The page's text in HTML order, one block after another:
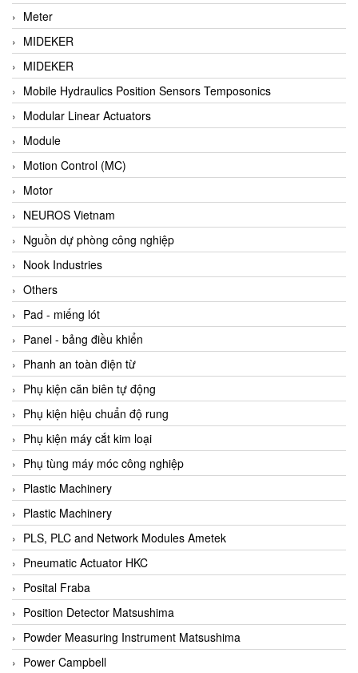
Basco
Baumer
Baumuller Vietnam
Baykee
BBC Bircher Smart Access
BCS ITALY
BEA SENSORS
Beacon Extender
Beckhoff
Bedook
Bei Sensor
Beijer
Beinlich-pumps
Beka
BEKO
Belimo
Benetech Vietnam
Bently Nevada
Bentone Vietnam
Bernstein Vietnam
Berthold
Bestech
Bestech
BETA
Bifold
Bihl+wiedemann
Bihl+wiedemann
Meter
MIDEKER
MIDEKER
Mobile Hydraulics Position Sensors Temposonics
Modular Linear Actuators
Module
Motion Control (MC)
Motor
NEUROS Vietnam
Nguồn dự phòng công nghiệp
Nook Industries
Others
Pad - miếng lót
Panel - bảng điều khiển
Phanh an toàn điện từ
Phụ kiện căn biên tự động
Phụ kiện hiệu chuẩn độ rung
Phụ kiện máy cắt kim loại
Phụ tùng máy móc công nghiệp
Plastic Machinery
Plastic Machinery
PLS, PLC and Network Modules Ametek
Pneumatic Actuator HKC
Posital Fraba
Position Detector Matsushima
Powder Measuring Instrument Matsushima
Power Campbell